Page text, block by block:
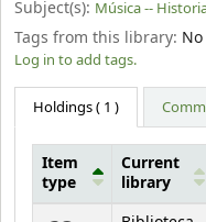
Subject(s): Música --
Tags from this library:
Log in to add tags.
Holdings( 1 )
Item
type
Current
library